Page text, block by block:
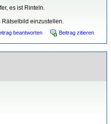
es ist Rinteln.
Rätselbild einzustellen.
beantworten Beitrag zitieren